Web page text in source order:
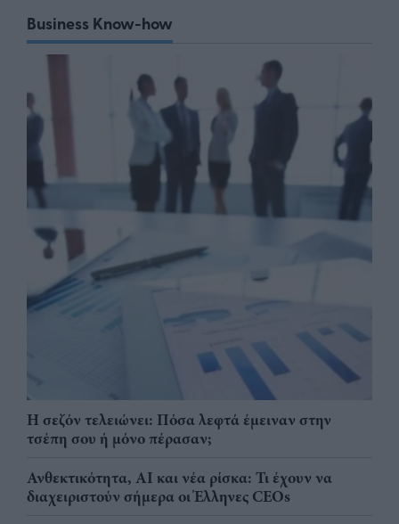
Business Know-how
Η σεζόν τελειώνει: Πόσα λεφτά έμειναν στην
τσέπη σου ή μόνο πέρασαν;
Ανθεκτικότητα, AI και νέα ρίσκα: Τι έχουν να
διαχειριστούν σήμερα οι Έλληνες CEOs